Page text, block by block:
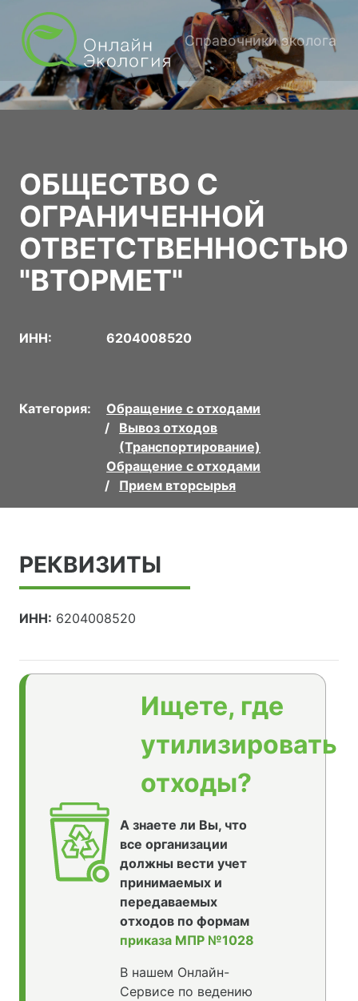
Справочники эколога
ОБЩЕСТВО С
ОГРАНИЧЕННОЙ
ОТВЕТСТВЕННОСТЬЮ
"ВТОРМЕТ"
ИНН: 6204008520
Категория:
Обращение с отходами
Вывоз отходов
(Транспортирование)
Обращение с отходами
Прием вторсырья
РЕКВИЗИТЫ
ИНН: 6204008520
Ищете, где
утилизировать
отходы?
А знаете ли Вы, что
все организации
должны вести учет
принимаемых и
передаваемых
отходов по формам
приказа МПР №1028
В нашем Онлайн-
Сервисе по ведению